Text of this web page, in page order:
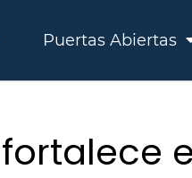
Puertas Abiertas